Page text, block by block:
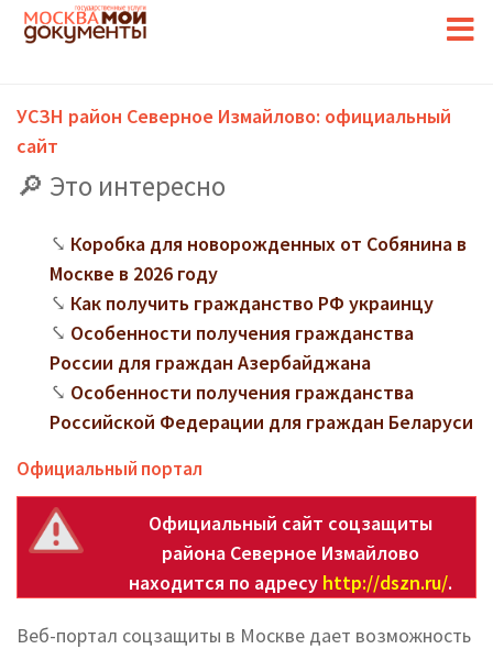
УСЗН район Северное Измайлово: официальный
сайт
Это интересно
Коробка для новорожденных от Собянина в
Москве в 2026 году
Как получить гражданство РФ украинцу
Особенности получения гражданства
России для граждан Азербайджана
Особенности получения гражданства
Российской Федерации для граждан Беларуси
Официальный портал
Официальный сайт соцзащиты
района Северное Измайлово
находится по адресу http://dszn.ru/.
Веб-портал соцзащиты в Москве дает возможность